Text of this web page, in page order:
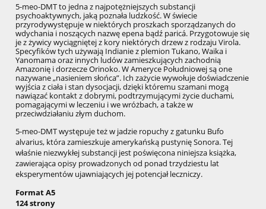
5-meo-DMT to jedna z najpotężniejszych substancji
psychoaktywnych, jaką poznała ludzkość. W świecie
przyrodywystępuje w niektórych proszkach sporządzanych do
wdychania i noszących nazwę epena bądź paricá. Przygotowuje się
je z żywicy wyciągniętej z kory niektórych drzew z rodzaju Virola.
Specyfików tych używają Indianie z plemion Tukano, Waika i
Yanomama oraz innych ludów zamieszkujących zachodnią
Amazonię i dorzecze Orinoko. W Ameryce Południowej są one
nazywane „nasieniem słońca”. Ich zażycie wywołuje doświadczenie
wyjścia z ciała i stan dysocjacji, dzięki któremu szamani mogą
nawiązać kontakt z dobrymi, podtrzymującymi życie duchami,
pomagającymi w leczeniu i we wróżbach, a także w
przeciwdziałaniu złym duchom.
5-meo-DMT występuje też w jadzie ropuchy z gatunku Bufo
alvarius, która zamieszkuje amerykańską pustynię Sonora. Tej
właśnie niezwykłej substancji jest poświęcona niniejsza książka,
zawierająca opisy prowadzonych od ponad trzydziestu lat
eksperymentów ujawniających jej potencjał leczniczy.
Format A5
124 strony